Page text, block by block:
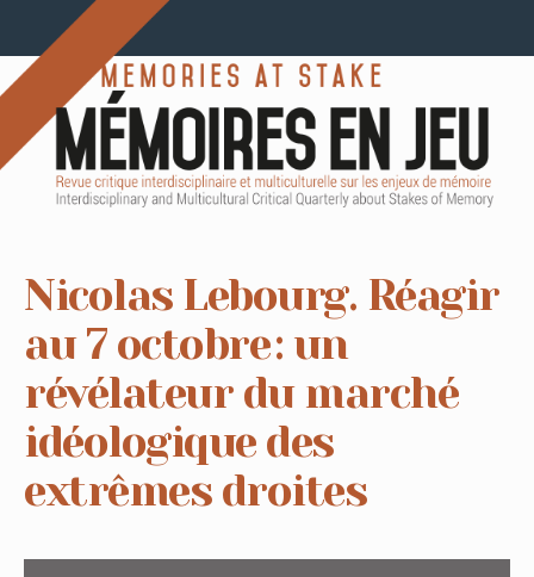
Nicolas Lebourg. Réagir
au 7 octobre : un
révélateur du marché
idéologique des
extrêmes droites